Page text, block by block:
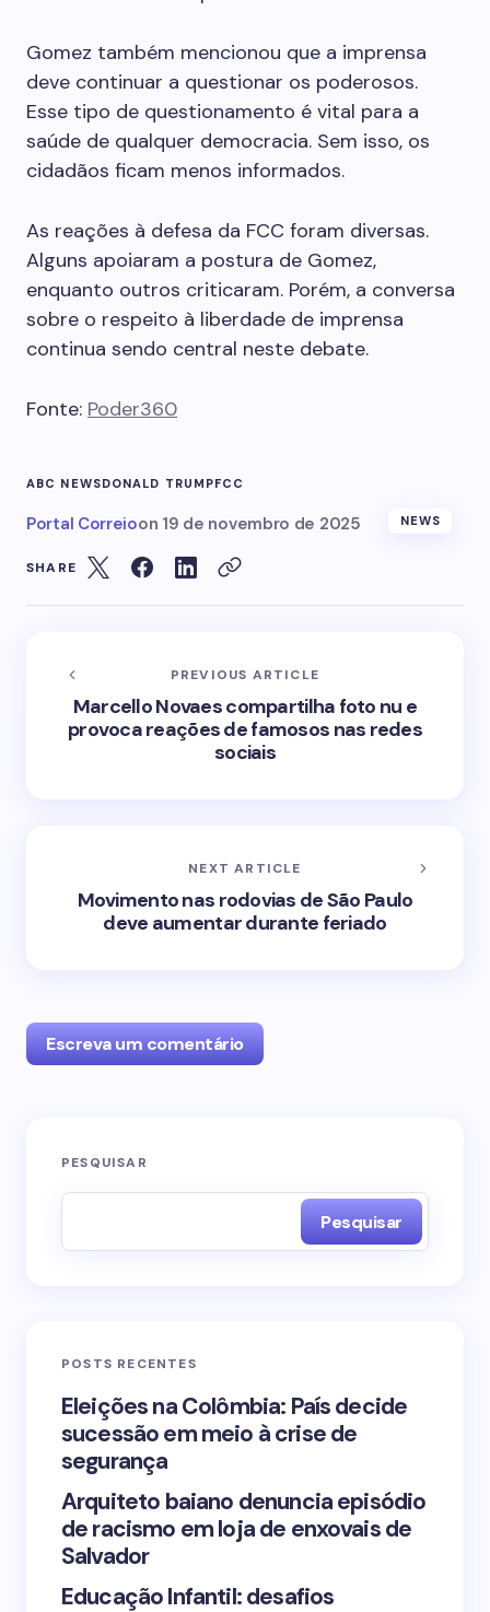
Gomez também mencionou que a imprensa
deve continuar a questionar os poderosos.
Esse tipo de questionamento é vital para a
saúde de qualquer democracia. Sem isso, os
cidadãos ficam menos informados.
As reações à defesa da FCC foram diversas.
Alguns apoiaram a postura de Gomez,
enquanto outros criticaram. Porém, a conversa
sobre o respeito à liberdade de imprensa
continua sendo central neste debate.
Fonte: Poder360
ABC NEWSDONALD TRUMPFCC
Portal Correioon 19 de novembro de 2025 NEWS
SHARE
PREVIOUS ARTICLE
Marcello Novaes compartilha foto nu e
provoca reações de famosos nas redes
sociais
NEXT ARTICLE
Movimento nas rodovias de São Paulo
deve aumentar durante feriado
Escreva um comentário
O seu endereço de e-mail não será publicado.
Your Comment *
Save my name and email in this browser for the
PESQUISAR
Pesquisar
POSTS RECENTES
Eleições na Colômbia: País decide
sucessão em meio à crise de
segurança
Arquiteto baiano denuncia episódio
de racismo em loja de enxovais de
Salvador
Educação Infantil: desafios